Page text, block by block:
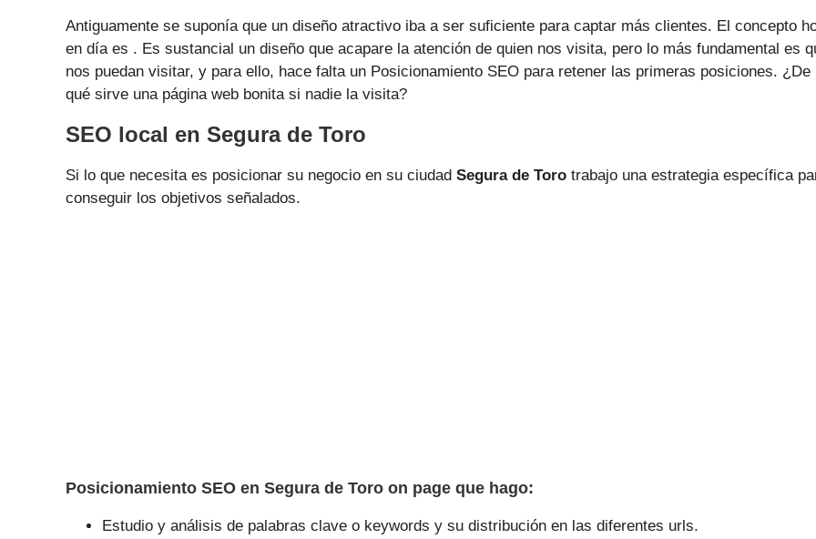
Antiguamente se suponía que un diseño atractivo iba a ser suficiente para captar más clientes. El concepto
en día es . Es sustancial un diseño que acapare la atención de quien nos visita, pero lo más fundamental es
nos puedan visitar, y para ello, hace falta un Posicionamiento SEO para retener las primeras posiciones. ¿De
qué sirve una página web bonita si nadie la visita?
SEO local en Segura de Toro
Si lo que necesita es posicionar su negocio en su ciudad Segura de Toro trabajo una estrategia específica
conseguir los objetivos señalados.
Posicionamiento SEO en Segura de Toro on page que hago:
Estudio y análisis de palabras clave o keywords y su distribución en las diferentes urls.